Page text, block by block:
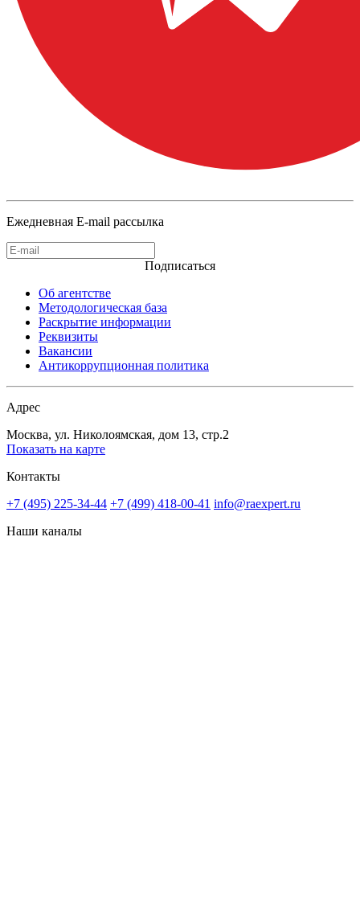
Ежедневная E-mail рассылка
Подписаться
Об агентстве
Методологическая база
Раскрытие информации
Реквизиты
Вакансии
Антикоррупционная политика
Адрес
Москва, ул. Николоямская, дом 13, стр.2
Показать на карте
Контакты
+7 (495) 225-34-44 +7 (499) 418-00-41 info@raexpert.ru
Наши каналы